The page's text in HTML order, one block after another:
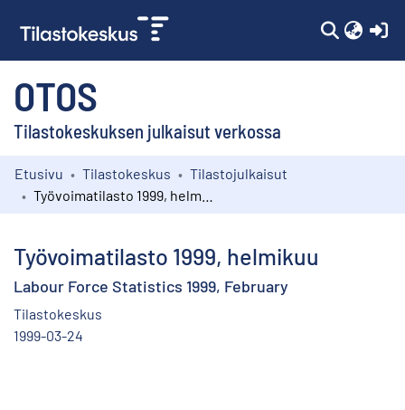
OTOS
Tilastokeskuksen julkaisut verkossa
Kokoelmat
Etusivu Tilastokeskus
Tilastojulkaisut
Työvoimatilasto 1999, helmikuu
Labour Force Statistics 1999, February
Tilastokeskus
1999-03-24